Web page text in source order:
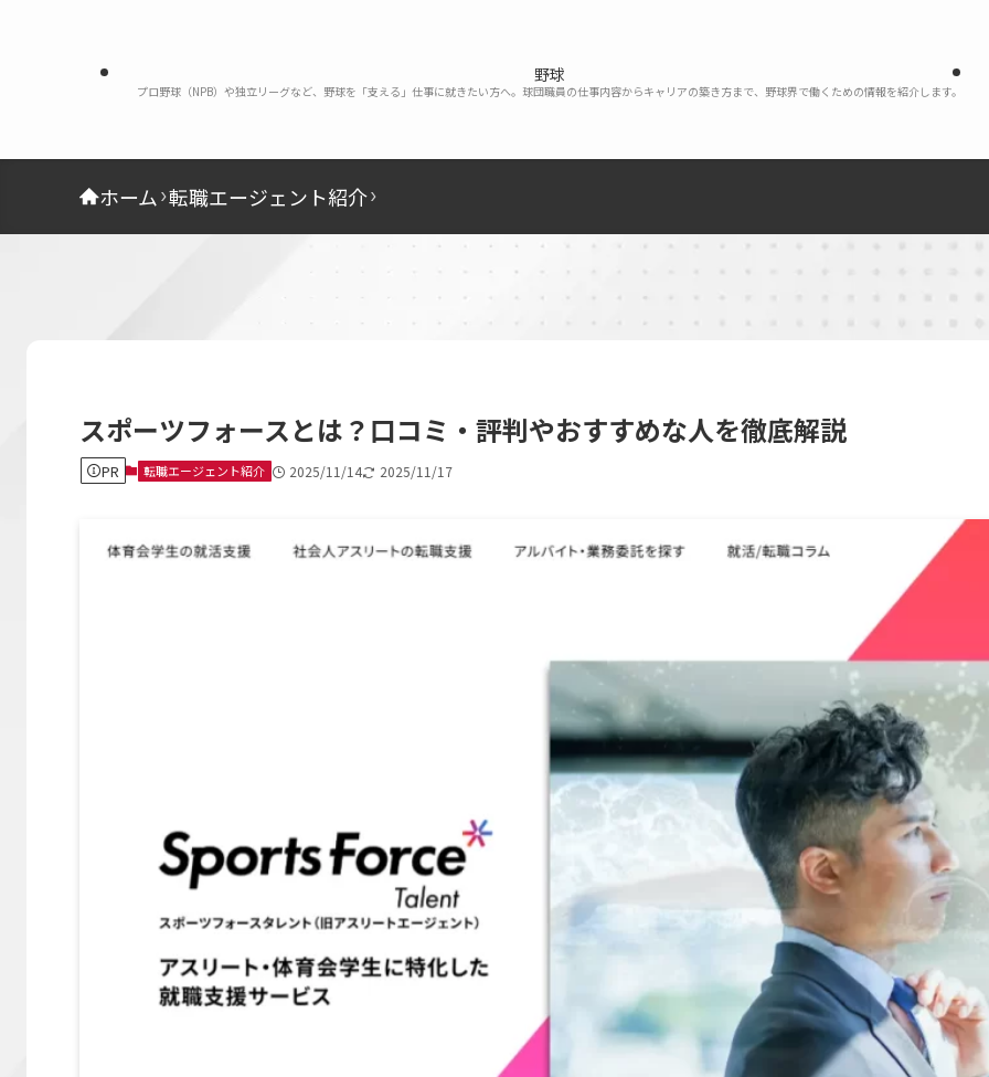
野球
プロ野球（NPB）や独立リーグなど、野球を「支える」仕事に就きたい方へ。球団職員の仕事内容からキャリアの築き方まで、野球界で働くための情報を紹介します。
ホーム 転職エージェント紹介
スポーツフォースとは？口コミ・評判やおすすめな人を徹底解説
PR 転職エージェント紹介 2025/11/14 2025/11/17